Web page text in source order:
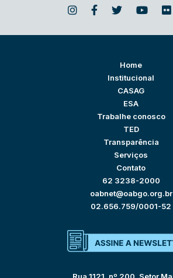
Home
Institucional
CASAG
ESA
Trabalhe conosco
TED
Transparência
Serviços
Contato
62 3238-2000
oabnet@oabgo.org.br
02.656.759/0001-52